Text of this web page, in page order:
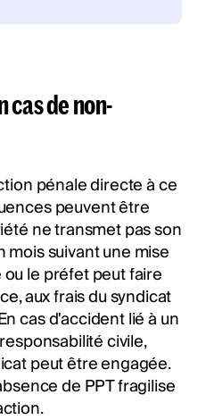
cas de non-
pénale directe à ce
peuvent être
ne transmet pas son
mois suivant une mise
le préfet peut faire
aux frais du syndicat
cas d'accident lié à un
civile,
peut être engagée.
de PPT fragilise